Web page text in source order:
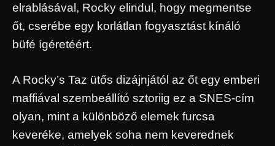
elrablásával, Rocky elindul, hogy megmentse
őt, cserébe egy korlátlan fogyasztást kínáló
büfé ígéretéért.
A Rocky’s Taz ütős dizájnjától az őt egy emberi
maffiával szembeállító sztoriig ez a SNES-cím
olyan, mint a különböző elemek furcsa
keveréke, amelyek soha nem keverednek